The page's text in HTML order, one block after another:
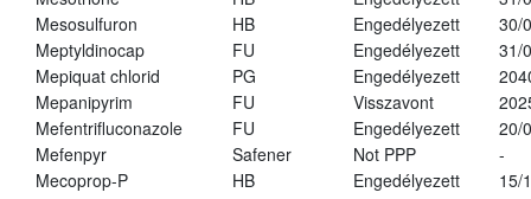
Mesosulfuron
HB Engedélyezett
30/
Meptyldinocap
FU Engedélyezett
31/
Mepiquat chlorid
PG Engedélyezett
Mepanipyrim
FU Visszavont
Mefentrifluconazole
FU Engedélyezett
20/
Mefenpyr
Safener Not PPP
-
Mecoprop-P
HB Engedélyezett
15/